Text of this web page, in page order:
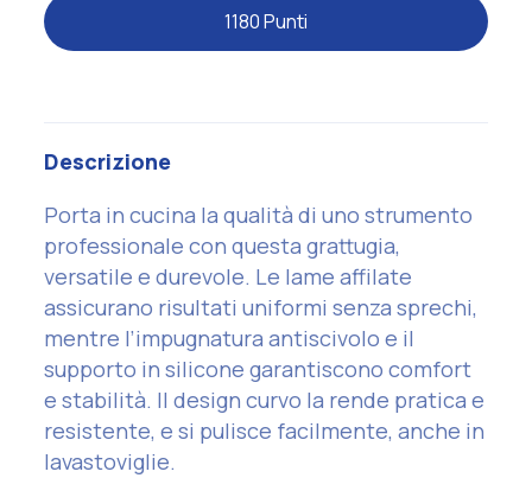
1180 Punti
Descrizione
Porta in cucina la qualità di uno strumento
professionale con questa grattugia,
versatile e durevole. Le lame affilate
assicurano risultati uniformi senza sprechi,
mentre l’impugnatura antiscivolo e il
supporto in silicone garantiscono comfort
e stabilità. Il design curvo la rende pratica e
resistente, e si pulisce facilmente, anche in
lavastoviglie.